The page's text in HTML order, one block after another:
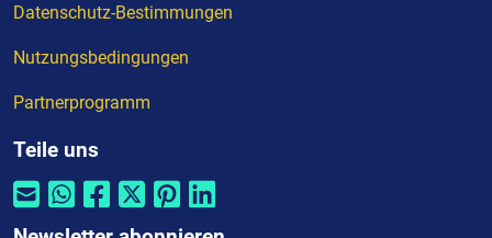
Datenschutz-Bestimmungen
Nutzungsbedingungen
Partnerprogramm
Teile uns